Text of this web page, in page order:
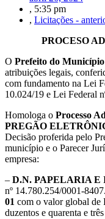
, 5:35 pm
, Licitações -
PROCESO
O Prefeito do
atribuições legais,
com fundamento na Lei
10.024/19 e Lei Federal
Homologa o Processo
PREGÃO
Decisão proferida pelo
município e o Parecer
empresa:
– D.N. PAPELARIA
nº 14.780.254/0001-
01 com o valor global de
duzentos e quarenta e